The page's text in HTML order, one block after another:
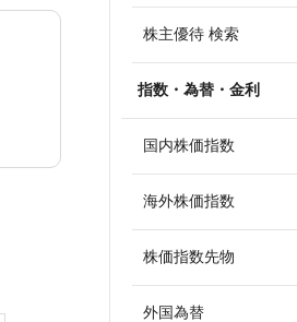
株主優待 検索
指数・為替・金利
国内株価指数
海外株価指数
株価指数先物
外国為替